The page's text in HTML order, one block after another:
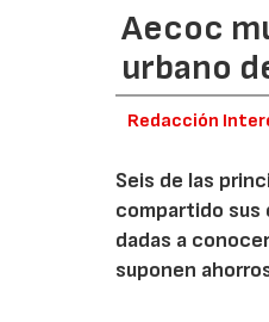
Aecoc
urbano
Redacción
Seis de las
compartido sus
dadas a
suponen